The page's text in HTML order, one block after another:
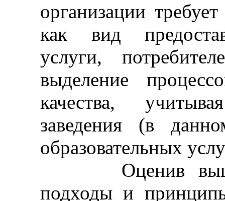
организации
как вид
услуги,
выделение
качества,
заведения (в
образовательных
Оценив
подходы и